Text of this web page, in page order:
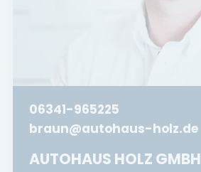
06341-965225
braun@autohaus-holz.de
AUTOHAUS HOLZ GMBH